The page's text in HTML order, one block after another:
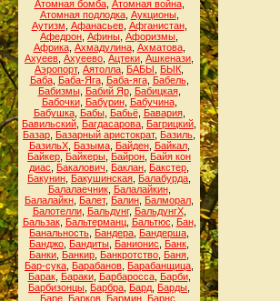
Атомная бомба, Атомная война,
Атомная подлодка, Аукционы,
Аутизм Афанасьев, Афганистан,
Афедрон Афины Афоризмы
Африка, Ахмадулина, Ахматова,
Ахуеев Ахуеево Ацтеки Ашкенази
Аэропорт, Аятолла БАБЫ БЫК
Баба, Баба-Яга, Баба-яга, Бабель,
Бабизмы, Бабий Яр, Бабицкая,
Бабочки, Бабурин, Бабучина,
Бабушка, Бабы, Бабьё, Бавария,
Бавильский Багдасарова Багрицкий
Базар Базарный аристократ, Базиль
БазильХ, Базыма, Байден, Байкал,
Байкер Байкеры Байрон Байя кон
диас
Бакалович Баклан Бакстер
Бакунин Бакушинская Балабурда
Балалаечник, Балалайкин,
Балалайкн Балет, Балин Балморал
Балотелли, Бальдунг, БальдунгХ,
Бальзак, Бальтерманц, Бальтюс Бан,
Банальность Бандера Бандерша
Банджо Бандиты Банионис Банк
Банки Банкир Банкротство Баня
Бар-сука Барабанов Барабанщица
Барак, Бараки, Барбаросса, Барби,
Барбизонцы Барбра Бард Барды
Баре Барков Бармин Барнс